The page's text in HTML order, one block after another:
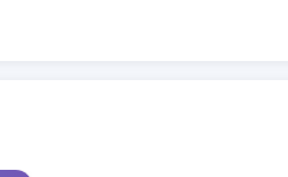
sont dispensés dans le
l’article L. 123-7 ou dans le